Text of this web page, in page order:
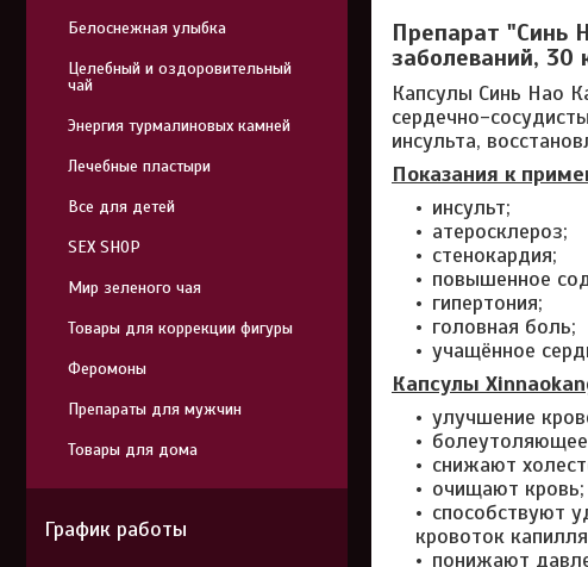
Препарат "Синь
заболеваний, 30
Капсулы Синь Нао
сердечно-
инсульта,
Показания к
инсульт;
атеросклероз;
стенокардия;
повышенное
гипертония;
головная боль;
учащённое
Капсулы
улучшение
снижают
очищают кровь;
способствуют
кровоток
понижают
Белоснежная улыбка
Целебный и оздоровительный
чай
Энергия турмалиновых камней
Лечебные пластыри
Все для детей
SEX SHOP
Мир зеленого чая
Товары для коррекции фигуры
Феромоны
Препараты для мужчин
Товары для дома
График работы